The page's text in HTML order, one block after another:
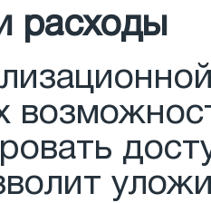
расходы